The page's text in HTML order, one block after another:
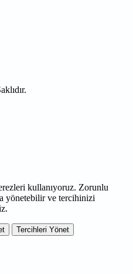
kullanıyoruz. Zorunlu
yönetebilir ve tercihinizi
Tercihleri Yönet